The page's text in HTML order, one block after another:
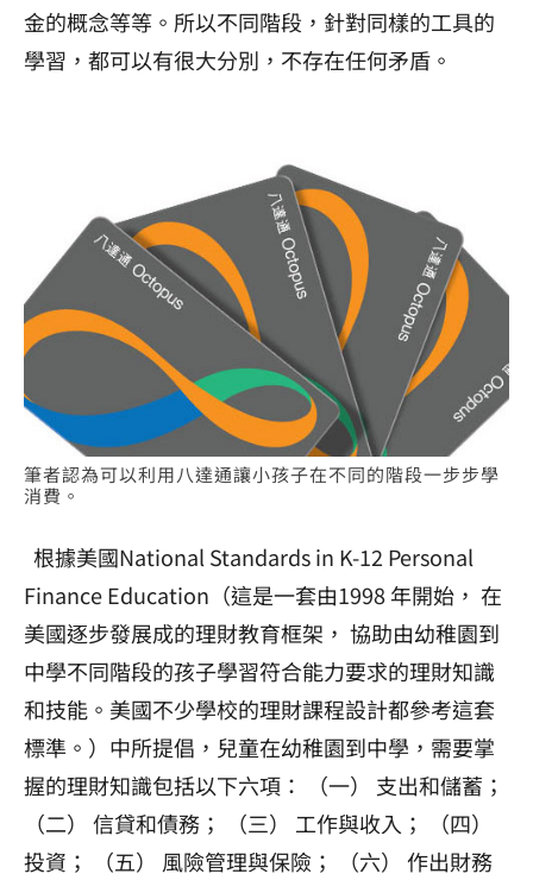
金的概念等等。所以不同階段，針對同樣的工具的
學習，都可以有很大分別，不存在任何矛盾。
筆者認為可以利用八達通讓小孩子在不同的階段一步步學
消費。
根據美國National Standards in K-12 Personal
Finance Education （這是一套由1998年開始， 在
美國逐步發展成的理財教育框架， 協助由幼稚園到
中學不同階段的孩子學習符合能力要求的理財知識
和技能。美國不少學校的理財課程設計都參考這套
標準。）中所提倡，兒童在幼稚園到中學，需要掌
握的理財知識包括以下六項： （一） 支出和儲蓄；
（二） 信貸和債務； （三） 工作與收入； （四）
投資； （五） 風險管理與保險； （六） 作出財務